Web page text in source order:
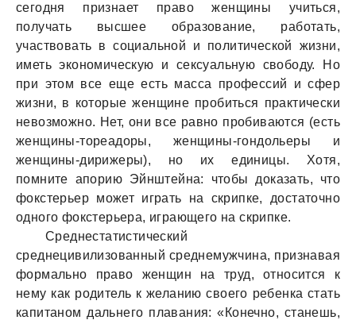
сегодня признает право женщины учиться,
получать высшее образование, работать,
участвовать в социальной и политической жизни,
иметь экономическую и сексуальную свободу. Но
при этом все еще есть масса профессий и сфер
жизни, в которые женщине пробиться практически
невозможно. Нет, они все равно пробиваются (есть
женщины-тореадоры, женщины-гондольеры и
женщины-дирижеры), но их единицы. Хотя,
помните апорию Эйнштейна: чтобы доказать, что
фокстерьер может играть на скрипке, достаточно
одного фокстерьера, играющего на скрипке.
Среднестатистический
среднецивилизованный среднемужчина, признавая
формально право женщин на труд, относится к
нему как родитель к желанию своего ребенка стать
капитаном дальнего плавания: «Конечно, станешь,